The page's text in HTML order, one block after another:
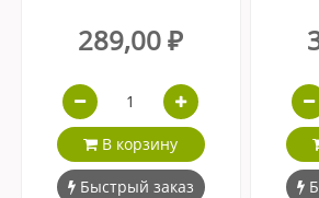
289,00 ₽
В корзину
Быстрый заказ